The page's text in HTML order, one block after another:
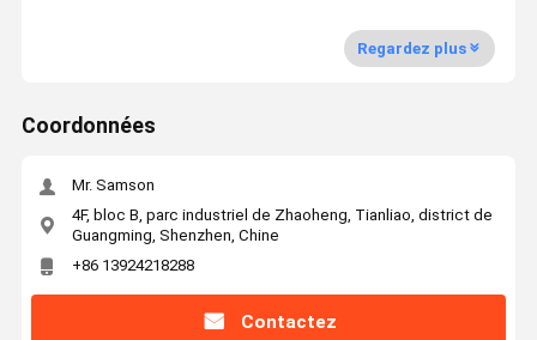
Regardez plus
Coordonnées
Mr. Samson
4F, bloc B, parc industriel de Zhaoheng, Tianliao, district de
Guangming, Shenzhen, Chine
+86 13924218288
Contactez